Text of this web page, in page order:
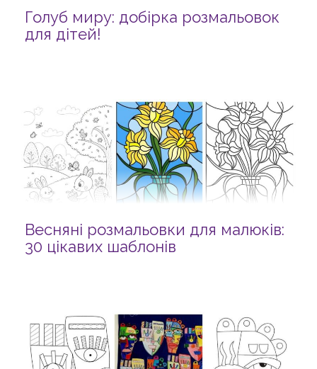
Голуб миру: добірка розмальовок
для дітей!
Весняні розмальовки для малюків:
30 цікавих шаблонів